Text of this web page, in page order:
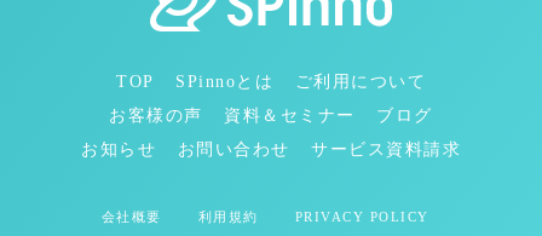
TOP SPinnoとは
ご利用について
お客様の声
資料＆セミナー
ブログ
お知らせ
お問い合わせ サービス資料請求
会社概要 利用規約 PRIVACY POLICY